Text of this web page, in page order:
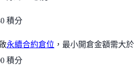
積分
永續合約倉位 ，最小開倉金額需大於
積分